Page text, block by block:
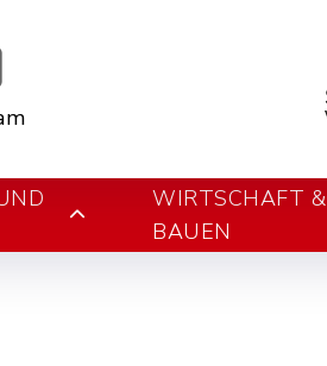
WIRTSCHAFT &
BAUEN